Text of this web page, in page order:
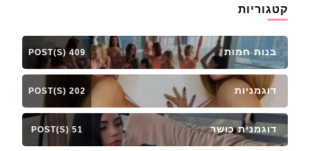
קטגוריות
בנות חמות 409 POST(S)
דוגמניות 202 POST(S)
דוגמנית כושר 51 POST(S)